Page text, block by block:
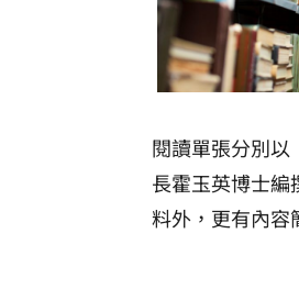
閱讀單張分別以
長霍玉英博士編
料外，更有內容